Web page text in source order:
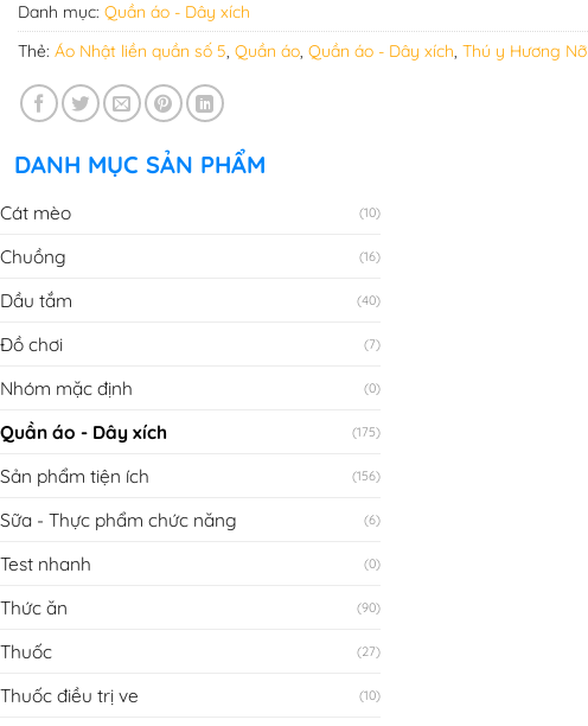
Danh mục: Quần áo - Dây xích
Thẻ: Áo Nhật liền quần số 5, Quần áo, Quần áo - Dây xích, Thú y Hương Nỡ
DANH MỤC SẢN PHẨM
Cát mèo (10)
Chuồng (16)
Dầu tắm (40)
Đồ chơi (7)
Nhóm mặc định (0)
Quần áo - Dây xích (175)
Sản phẩm tiện ích (156)
Sữa - Thực phẩm chức năng (6)
Test nhanh (0)
Thức ăn (90)
Thuốc (27)
Thuốc điều trị ve (10)